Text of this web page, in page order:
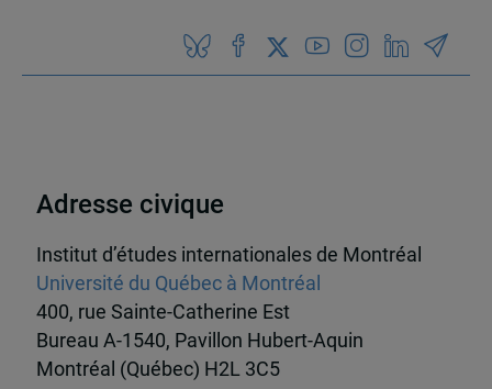
Adresse civique
Institut d’études internationales de Montréal
Université du Québec à Montréal
400, rue Sainte-Catherine Est
Bureau A-1540, Pavillon Hubert-Aquin
Montréal (Québec) H2L 3C5